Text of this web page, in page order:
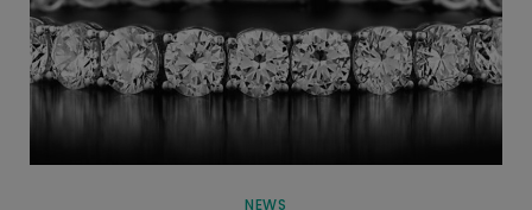
NEWS